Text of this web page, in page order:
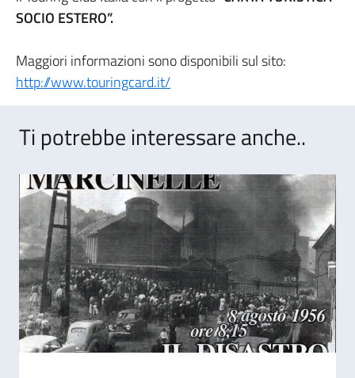
SOCIO ESTERO”.
Maggiori informazioni sono disponibili sul sito:
http://www.touringcard.it/
Ti potrebbe interessare anche..